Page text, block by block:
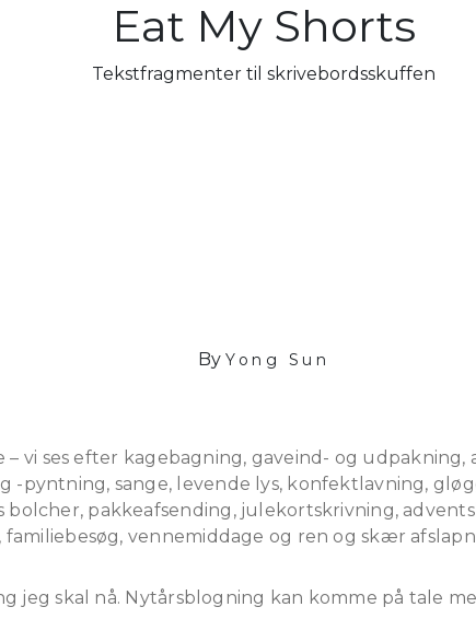
Eat My Shorts
Tekstfragmenter til skrivebordsskuffen
By Yong Sun
vi ses efter kagebagning, gaveind- og
-pyntning, sange, levende lys, konfektlavning,
bolcher, pakkeafsending, julekortskrivning,
vennemiddage og ren og skær
jeg skal nå. Nytårsblogning kan komme på tale